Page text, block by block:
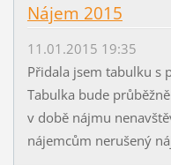
Nájem 2015
11.01.2015 19:35
Přidala jsem tabulku s
Tabulka bude
v době nájmu
nájemcům nerušený